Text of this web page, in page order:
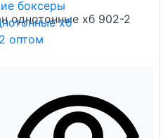
однотонные хб 902-2